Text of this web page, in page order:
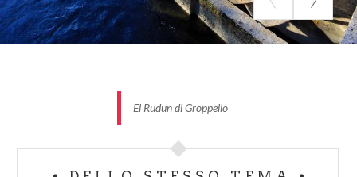
Adatto a: tutti
Tipologia di bicicletta consigliata: MTB e ibrida
Il rudun è stato costruito per volontà di Carlo
Bonromeo nel 1618, per permettere così
El Rudun di Groppello